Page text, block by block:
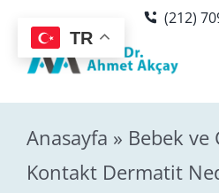
content
(212)
Anasayfa » Bebek ve
Kontakt Dermatit
TR